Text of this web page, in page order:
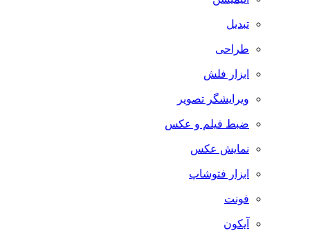
تبدیل
طراحی
ابزار فلش
ویرایشگر تصویر
ضبط فيلم و عكس
نمایش عکس
ابزار فتوشاپ
فونت
آیکون